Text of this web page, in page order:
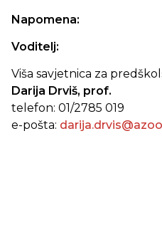
Napomena:
Voditelj:
Viša savjetnica za
Darija Drviš, prof.
telefon: 01/2785 019
e-pošta: